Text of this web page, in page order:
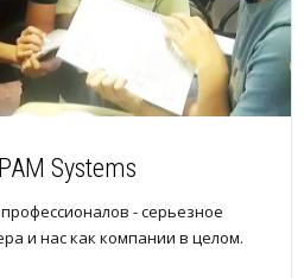
Systems
- серьезное
и нас как компании в целом.